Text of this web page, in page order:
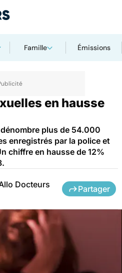
Famille Émissions
en hausse
plus de 54.000
enregistrés par la police et
chiffre en hausse de 12%
Docteurs Partager